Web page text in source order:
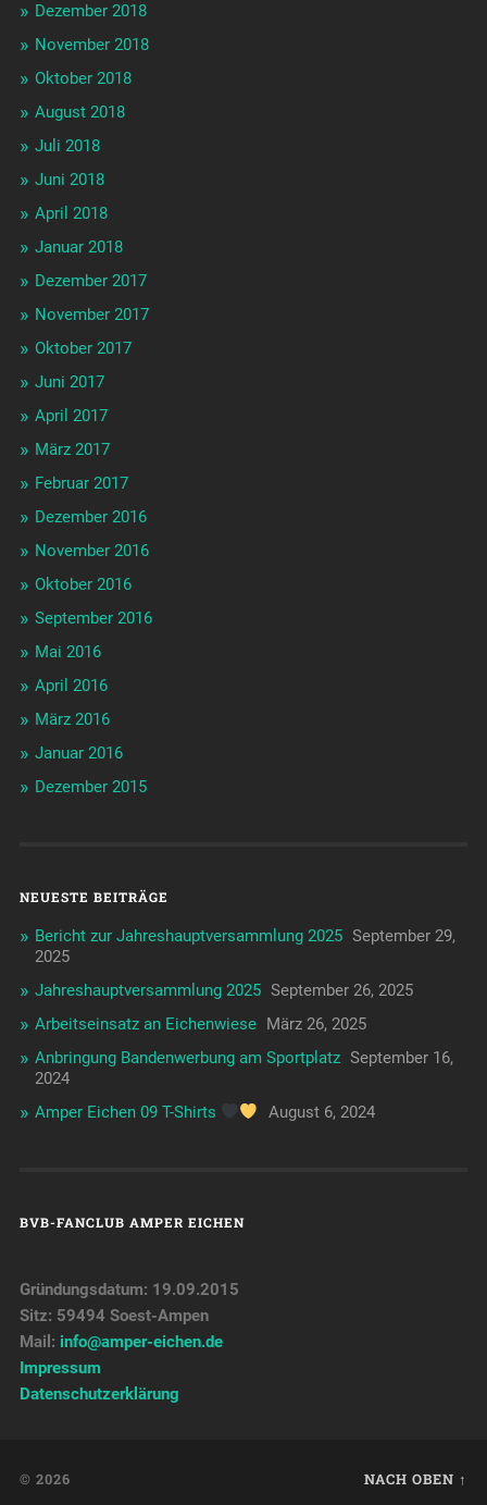
Dezember 2018
November 2018
Oktober 2018
August 2018
Juli 2018
Juni 2018
April 2018
Januar 2018
Dezember 2017
November 2017
Oktober 2017
Juni 2017
April 2017
März 2017
Februar 2017
Dezember 2016
November 2016
Oktober 2016
September 2016
Mai 2016
April 2016
März 2016
Januar 2016
Dezember 2015
NEUESTE BEITRÄGE
Bericht zur Jahreshauptversammlung 2025 September 29,
2025
Jahreshauptversammlung 2025 September 26, 2025
Arbeitseinsatz an Eichenwiese März 26, 2025
Anbringung Bandenwerbung am Sportplatz September 16,
2024
Amper Eichen 09 T-Shirts
August 6, 2024
BVB-FANCLUB AMPER EICHEN
Gründungsdatum: 19.09.2015
Sitz: 59494 Soest-Ampen
Mail: info@amper-eichen.de
Impressum
Datenschutzerklärung
© 2026 NACH OBEN ↑